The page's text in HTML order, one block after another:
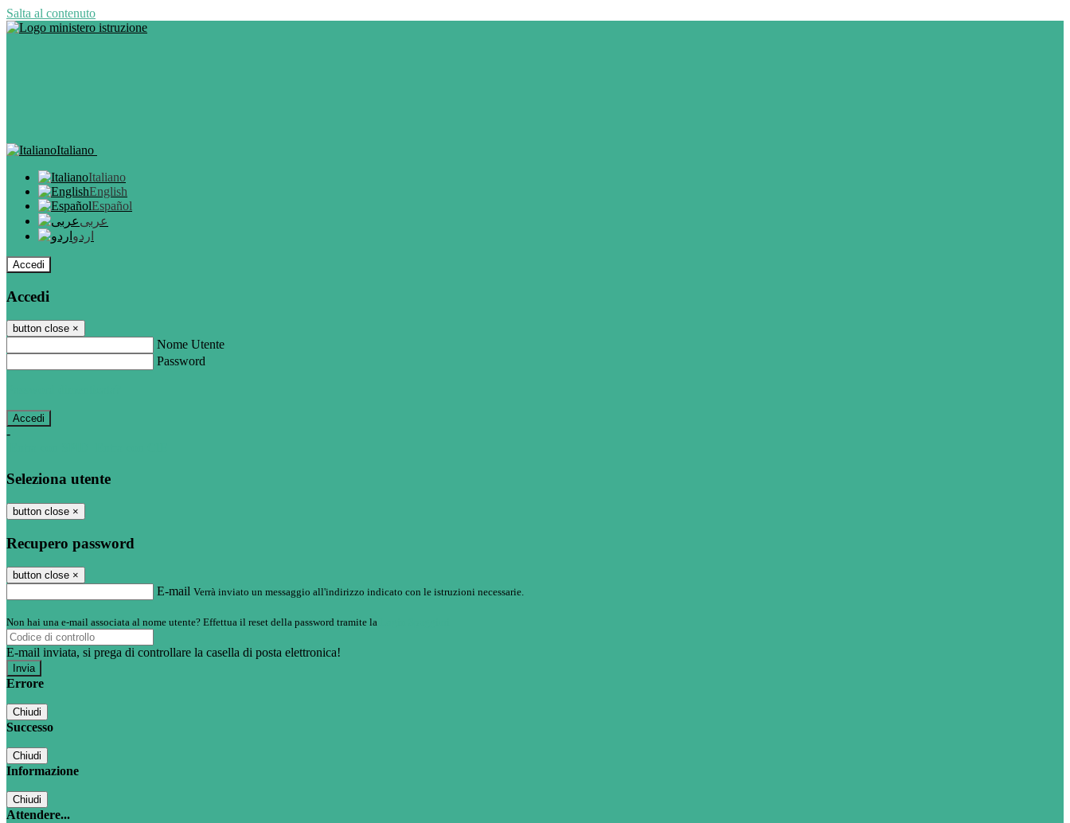
Salta al contenuto
Italiano
Italiano
English
Español
عربى
اردو
Accedi
Accedi
button close ×
Nome Utente
Password
-
Seleziona utente
button close ×
Recupero password
button close ×
E-mail Verrà inviato un messaggio all'indirizzo indicato con le istruzioni necessarie.
Non hai una e-mail associata al nome utente? Effettua il reset della password tramite la
E-mail inviata, si prega di controllare la casella di posta elettronica!
Errore
Chiudi
Successo
Chiudi
Informazione
Chiudi
Attendere...